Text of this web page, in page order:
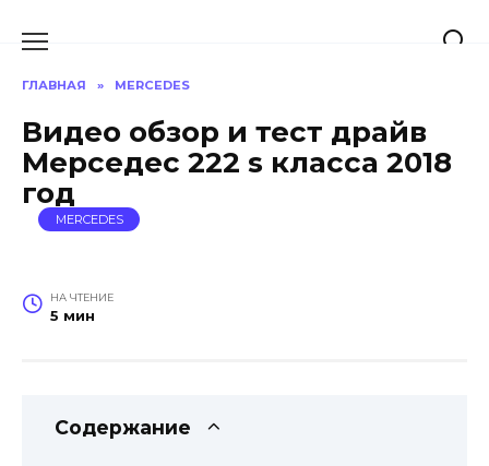
ГЛАВНАЯ » MERCEDES
Видео обзор и тест драйв
Мерседес 222 s класса 2018
год
MERCEDES
НА ЧТЕНИЕ
5 мин
Содержание